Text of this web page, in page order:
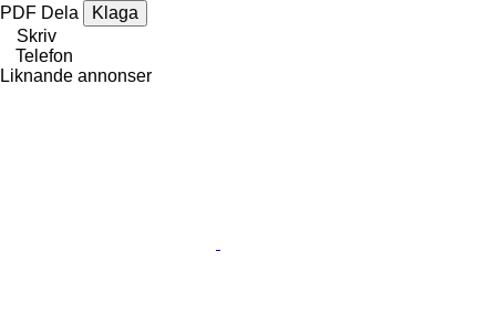
PDF Dela
Klaga
Skriv
Telefon
Liknande annonser